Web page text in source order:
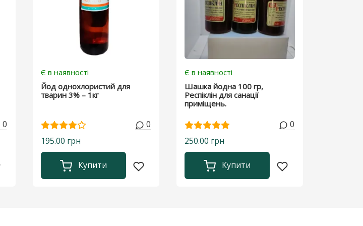
0
Є в наявності
Йод однохлористий для
тварин 3% – 1кг
0
195.00 грн
Купити
Є в наявності
Шашка йодна 100 гр,
Респіклін для санації
приміщень.
0
250.00 грн
Купити